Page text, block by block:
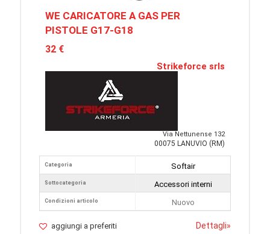
WE CARICATORE A GAS PER
PISTOLE G17-G18
32 €
Strikeforce srls
Via Nettunense 132
00075 LANUVIO (RM)
Categoria
Sottocategoria
Condizioni articolo
Softair
Accessori interni
Nuovo
aggiungi a preferiti Dettagli»